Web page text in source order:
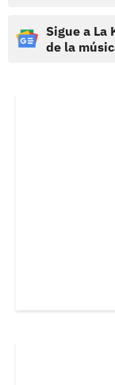
Sigue a La
de la